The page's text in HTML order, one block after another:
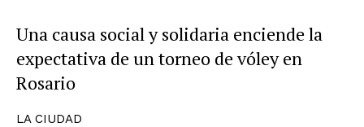
Una causa social y solidaria enciende la
expectativa de un torneo de vóley en
Rosario
LA CIUDAD